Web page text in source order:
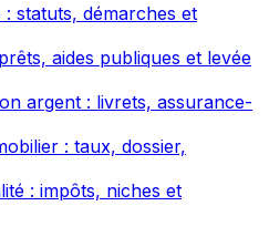
statuts, démarches et
aides publiques et levée
argent : livrets, assurance-
: taux, dossier,
: impôts, niches et